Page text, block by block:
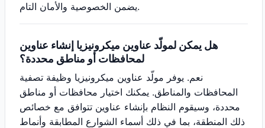
يضمن الخصوصية والأمان التام.
هل يمكن لمولّد عناوين ميكرونيزيا إنشاء عناوين
لمحافظات أو مناطق محددة؟
نعم. يوفر مولّد عناوين ميكرونيزيا وظيفة تصفية
المحافظات والمناطق. يمكنك اختيار محافظات أو مناطق
محددة، وسيقوم النظام بإنشاء عناوين تتوافق مع خصائص
ذلك المنطقة، بما في ذلك أسماء الشوارع المطابقة وأنماط